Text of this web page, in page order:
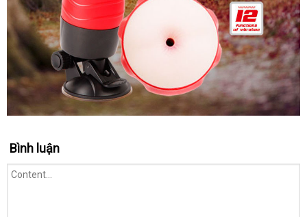
Thủ
Dâm
Gắn
Bình luận